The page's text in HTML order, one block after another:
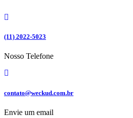
para
conteúdo
(11) 2022-5023
Nosso Telefone
contato@weckud.com.br
Envie um email